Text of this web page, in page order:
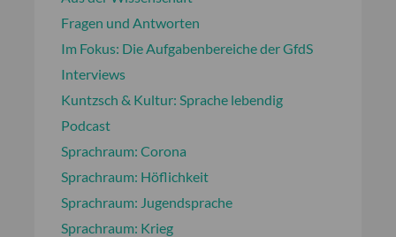
Fragen und Antworten
Im Fokus: Die Aufgabenbereiche der GfdS
Interviews
Kuntzsch & Kultur: Sprache lebendig
Podcast
Sprachraum: Corona
Sprachraum: Höflichkeit
Sprachraum: Jugendsprache
Sprachraum: Krieg